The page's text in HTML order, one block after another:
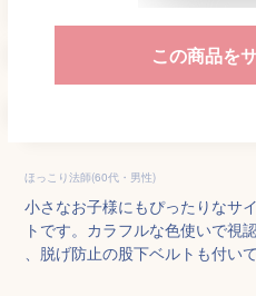
この商品を
ほっこり法師(60代・男性)
小さなお子様にもぴったりなサ
トです。カラフルな色使いで視
、脱げ防止の股下ベルトも付い